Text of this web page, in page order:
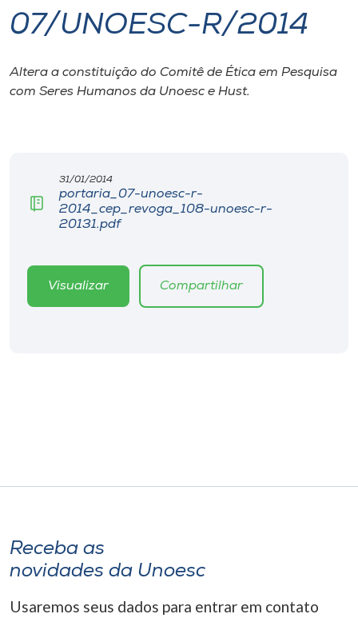
I.nova
Diplomados
Biblioteca
Editora
A-
07/UNOESC-R/2014
Altera a constituição do Comitê de Ética em Pesquisa
com Seres Humanos da Unoesc e Hust.
31/01/2014
portaria_07-unoesc-r-
2014_cep_revoga_108-unoesc-r-
20131.pdf
Visualizar Compartilhar
Receba as
novidades da Unoesc
Usaremos seus dados para entrar em contato